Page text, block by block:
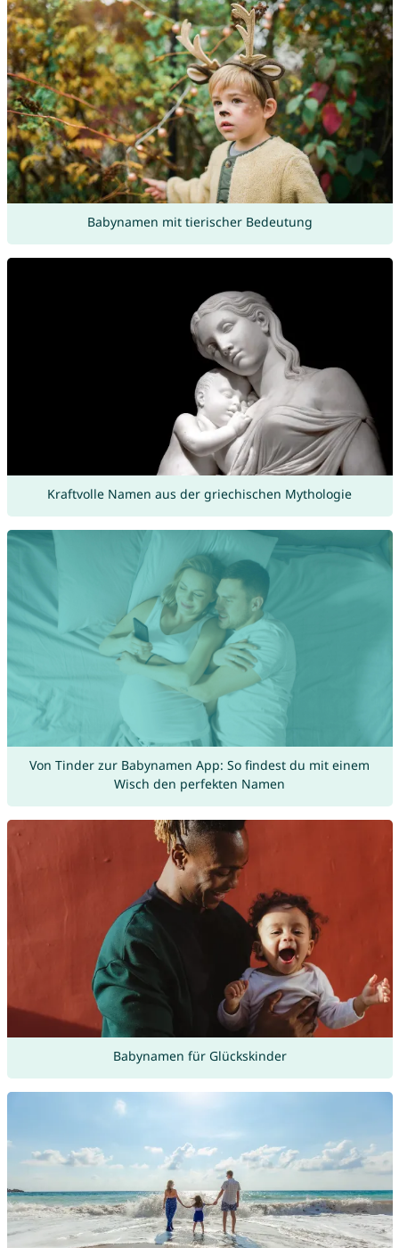
Babynamen mit tierischer Bedeutung
Kraftvolle Namen aus der griechischen Mythologie
Von Tinder zur Babynamen App: So findest du mit einem
Wisch den perfekten Namen
Babynamen für Glückskinder